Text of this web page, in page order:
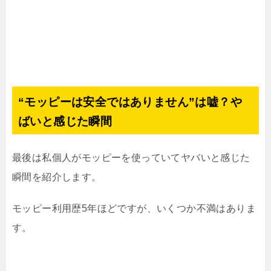
“モッピーは安全ではありません”は嘘？や
ばいと感じた瞬間
最後は私個人がモッピーを使っていてヤバいと感じた
瞬間を紹介します。
モッピー利用歴5年ほどですが、いくつか不満はありま
す。